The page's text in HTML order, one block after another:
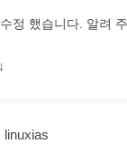
정 했습니다. 알려
↓
linuxias